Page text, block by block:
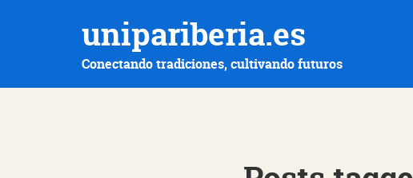
unipariberia.es
Conectando tradiciones, cultivando futuros